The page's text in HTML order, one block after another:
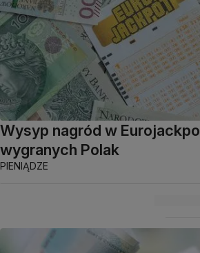
Wysyp nagród w
wygranych Polak
PIENIĄDZE